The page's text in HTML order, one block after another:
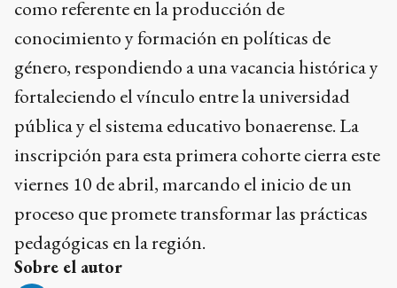
como referente en la producción de
conocimiento y formación en políticas de
género, respondiendo a una vacancia histórica y
fortaleciendo el vínculo entre la universidad
pública y el sistema educativo bonaerense. La
inscripción para esta primera cohorte cierra este
viernes 10 de abril, marcando el inicio de un
proceso que promete transformar las prácticas
pedagógicas en la región.
Sobre el autor